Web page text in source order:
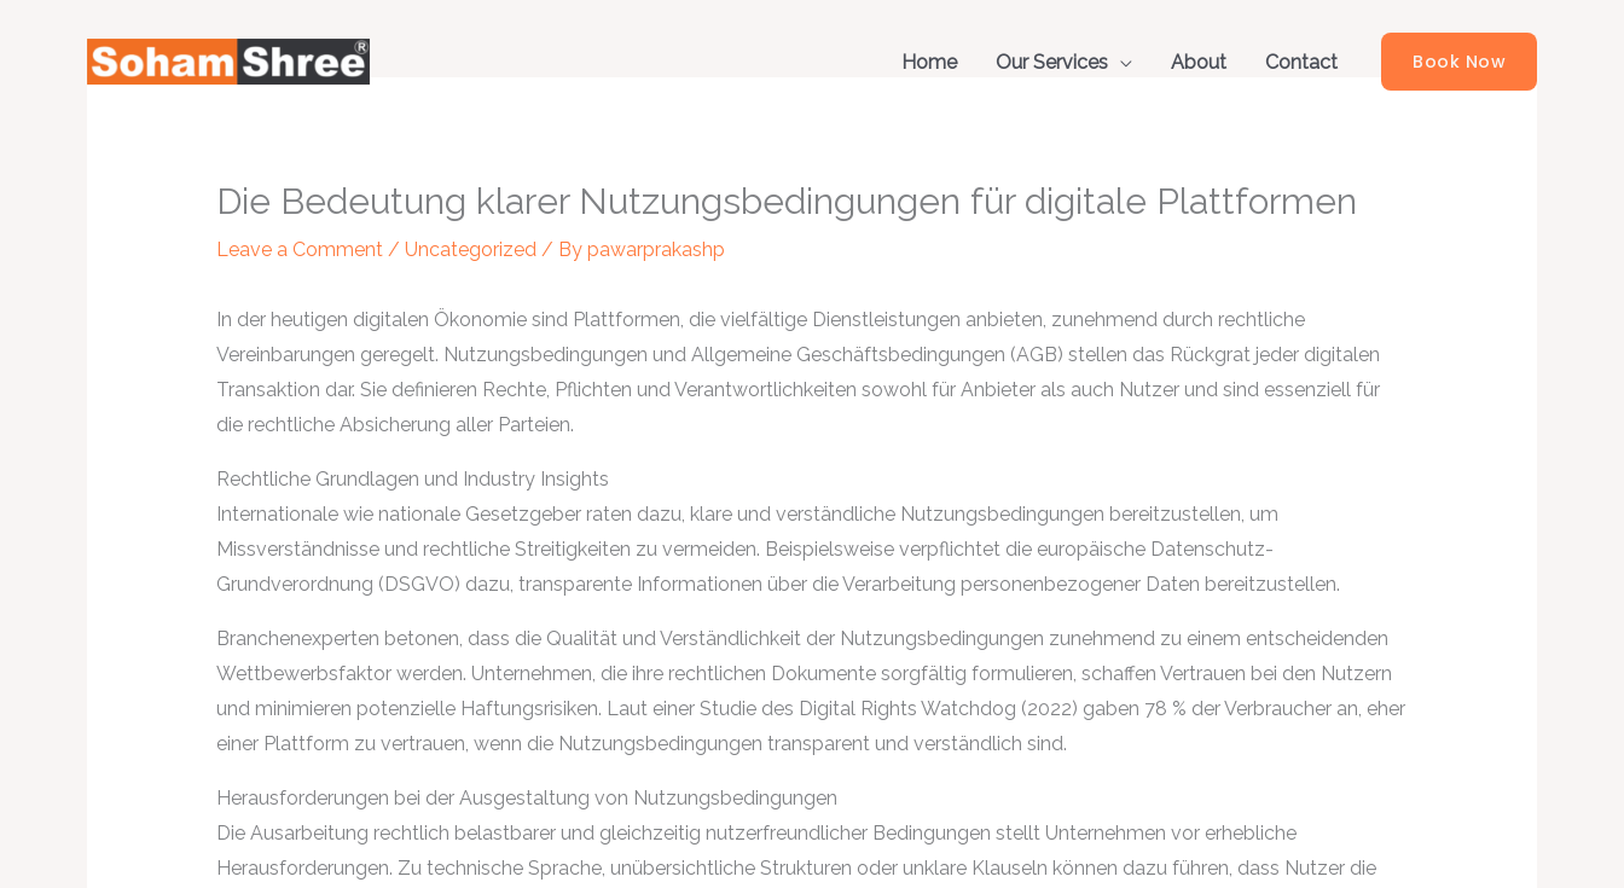
Home Our Services About Contact Book Now
Die Bedeutung klarer Nutzungsbedingungen für digitale Plattformen
Leave a Comment / Uncategorized/ By pawarprakashp
In der heutigen digitalen Ökonomie sind Plattformen, die vielfältige Dienstleistungen anbieten, zunehmend durch rechtliche
Vereinbarungen geregelt. Nutzungsbedingungen und Allgemeine Geschäftsbedingungen (AGB) stellen das Rückgrat jeder digitalen
Transaktion dar. Sie definieren Rechte, Pflichten und Verantwortlichkeiten sowohl für Anbieter als auch Nutzer und sind essenziell für
die rechtliche Absicherung aller Parteien.
Rechtliche Grundlagen und Industry Insights
Internationale wie nationale Gesetzgeber raten dazu, klare und verständliche Nutzungsbedingungen bereitzustellen, um
Missverständnisse und rechtliche Streitigkeiten zu vermeiden. Beispielsweise verpflichtet die europäische Datenschutz-
Grundverordnung (DSGVO) dazu, transparente Informationen über die Verarbeitung personenbezogener Daten bereitzustellen.
Branchenexperten betonen, dass die Qualität und Verständlichkeit der Nutzungsbedingungen zunehmend zu einem entscheidenden
Wettbewerbsfaktor werden. Unternehmen, die ihre rechtlichen Dokumente sorgfältig formulieren, schaffen Vertrauen bei den Nutzern
und minimieren potenzielle Haftungsrisiken. Laut einer Studie des Digital Rights Watchdog (2022) gaben 78 % der Verbraucher an, eher
einer Plattform zu vertrauen, wenn die Nutzungsbedingungen transparent und verständlich sind.
Herausforderungen bei der Ausgestaltung von Nutzungsbedingungen
Die Ausarbeitung rechtlich belastbarer und gleichzeitig nutzerfreundlicher Bedingungen stellt Unternehmen vor erhebliche
Herausforderungen. Zu technische Sprache, unübersichtliche Strukturen oder unklare Klauseln können dazu führen, dass Nutzer die